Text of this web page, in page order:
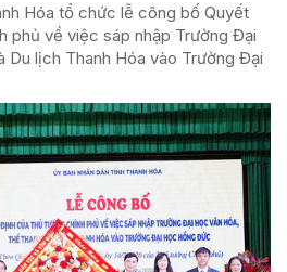
Hóa tổ chức lễ công bố Quyết
phủ về việc sáp nhập Trường Đại
Du lịch Thanh Hóa vào Trường Đại